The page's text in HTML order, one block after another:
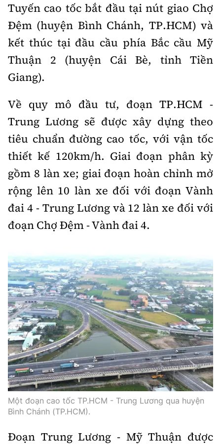
Tuyến cao tốc bắt đầu tại nút giao Chợ
Đệm (huyện Bình Chánh, TP.HCM) và
kết thúc tại đầu cầu phía Bắc cầu Mỹ
Thuận 2 (huyện Cái Bè, tỉnh Tiền
Giang).
Về quy mô đầu tư, đoạn TP.HCM -
Trung Lương sẽ được xây dựng theo
tiêu chuẩn đường cao tốc, với vận tốc
thiết kế 120km/h. Giai đoạn phân kỳ
gồm 8 làn xe; giai đoạn hoàn chỉnh mở
rộng lên 10 làn xe đối với đoạn Vành
đai 4 - Trung Lương và 12 làn xe đối với
đoạn Chợ Đệm - Vành đai 4.
Một đoạn cao tốc TP.HCM - Trung Lương qua huyện
Bình Chánh (TP.HCM).
Đoạn Trung Lương - Mỹ Thuận được